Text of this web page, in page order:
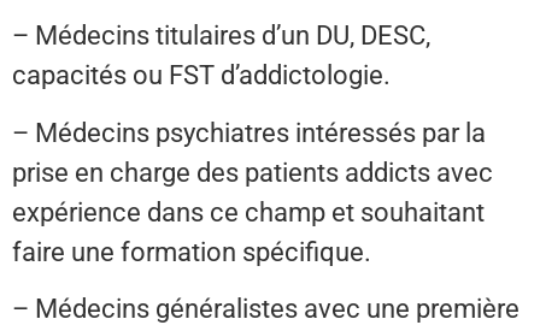
– Médecins titulaires d’un DU, DESC,
capacités ou FST d’addictologie.
– Médecins psychiatres intéressés par la
prise en charge des patients addicts avec
expérience dans ce champ et souhaitant
faire une formation spécifique.
– Médecins généralistes avec une première